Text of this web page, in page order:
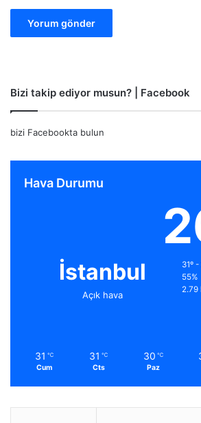
Bizi takip ediyor musun? | Facebook
bizi Facebookta bulun
Hava Durumu
İstanbul
Açık hava
31º -
55%
2.79
31 ℃
Cum
31 ℃
Cts
30 ℃
Paz